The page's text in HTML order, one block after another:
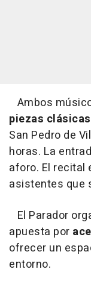
Ambos
piezas clásicas
San Pedro de
horas. La
aforo. El recital
asistentes que
El Parador
apuesta por
ofrecer un
entorno.